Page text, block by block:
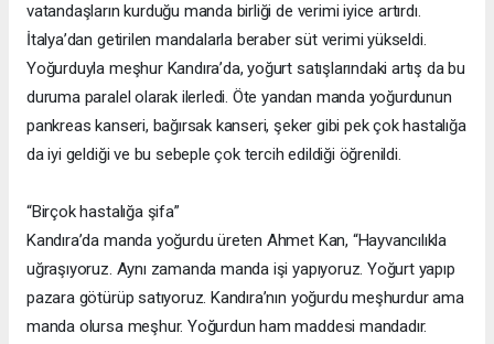
vatandaşların kurduğu manda birliği de verimi iyice artırdı.
İtalya’dan getirilen mandalarla beraber süt verimi yükseldi.
Yoğurduyla meşhur Kandıra’da, yoğurt satışlarındaki artış da bu
duruma paralel olarak ilerledi. Öte yandan manda yoğurdunun
pankreas kanseri, bağırsak kanseri, şeker gibi pek çok hastalığa
da iyi geldiği ve bu sebeple çok tercih edildiği öğrenildi.
“Birçok hastalığa şifa”
Kandıra’da manda yoğurdu üreten Ahmet Kan, “Hayvancılıkla
uğraşıyoruz. Aynı zamanda manda işi yapıyoruz. Yoğurt yapıp
pazara götürüp satıyoruz. Kandıra’nın yoğurdu meşhurdur ama
manda olursa meşhur. Yoğurdun ham maddesi mandadır.